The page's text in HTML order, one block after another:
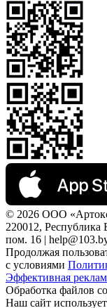
© 2026 ООО
220012, Республика
пом. 16 |
Продолжая
с условиями
Эффективная
Обработка файлов
Наш сайт